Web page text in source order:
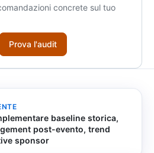
concrete sul tuo
Prova l'audit
baseline storica,
post-evento, trend
sponsor